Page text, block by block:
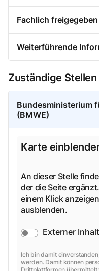
Fachlich
Weiterführende
Zuständige Stellen
Bundesministerium
(BMWE)
Karte
An dieser Stelle
der die Seite
einem Klick
ausblenden.
Externer Inhalt
Ich bin damit
werden. Damit können